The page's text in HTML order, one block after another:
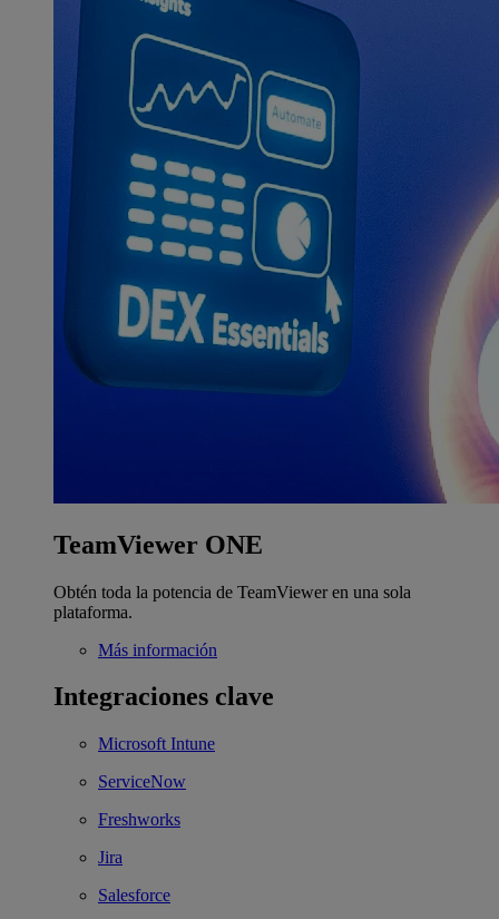
TeamViewer ONE
Obtén toda la potencia de TeamViewer en una sola
plataforma.
Más información
Integraciones clave
Microsoft Intune
ServiceNow
Freshworks
Jira
Salesforce